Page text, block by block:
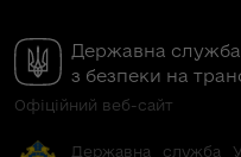
Державна служба
з безпеки на
Офіційний веб-сайт
Державна служба